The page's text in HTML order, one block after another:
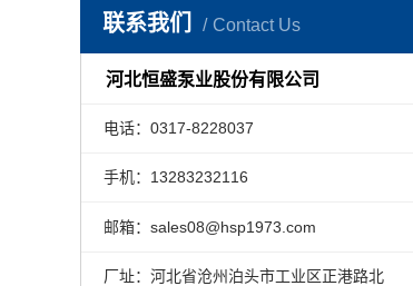
联系我们 Contact Us
河北恒盛泵业股份有限公司
电话：0317-8228037
手机：13283232116
邮箱：sales08@hsp1973.com
厂址：河北省沧州泊头市工业区正港路北